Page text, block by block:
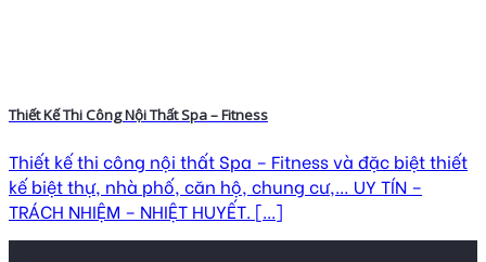
Thiết Kế Thi Công Nội Thất Spa – Fitness
Thiết kế thi công nội thất Spa – Fitness và đặc biệt thiết
kế biệt thự, nhà phố, căn hộ, chung cư,… UY TÍN –
TRÁCH NHIỆM – NHIỆT HUYẾT. [...]